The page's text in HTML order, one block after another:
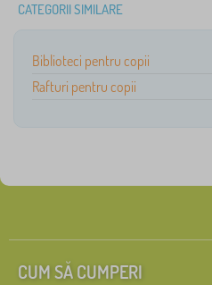
CATEGORII SIMILARE
Biblioteci pentru copii
Rafturi pentru copii
CUM SĂ CUMPERI